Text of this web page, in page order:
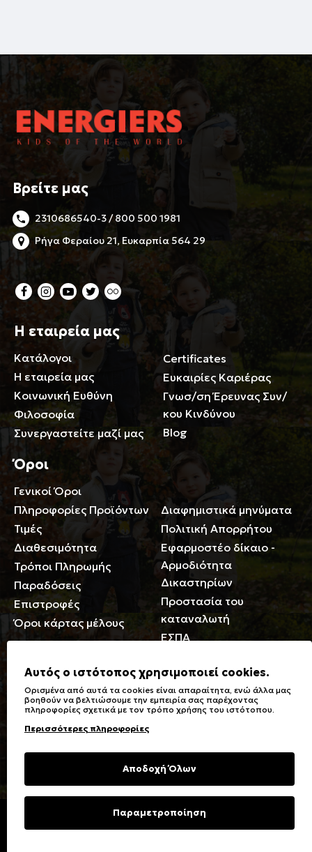
Βρείτε μας
2310686540-3 / 800 500 1981
Ρήγα Φεραίου 21, Ευκαρπία 564 29
Η εταιρεία μας
Κατάλογοι
Η εταιρεία μας
Κοινωνική Ευθύνη
Φιλοσοφία
Συνεργαστείτε μαζί μας
Certificates
Ευκαιρίες Καριέρας
Γνωσ/ση Έρευνας Συν/
κου Κινδύνου
Blog
Όροι
Γενικοί Όροι
Πληροφορίες Προϊόντων
Τιμές
Διαθεσιμότητα
Τρόποι Πληρωμής
Παραδόσεις
Επιστροφές
Όροι κάρτας μέλους
Περιορισμοί ευθύνης
Διαφημιστικά μηνύματα
Πολιτική Απορρήτου
Εφαρμοστέο δίκαιο -
Αρμοδιότητα
Δικαστηρίων
Προστασία του
καταναλωτή
ΕΣΠΑ
Γενικά
Καταστήματα
Ειδικές Εκπτώσεις ΑμΕΑ
Δωροκάρτες
Συχνές Ερωτήσεις
Φροντίδα Ρούχων
Σύμβολα πλύσης,
σιδερώματος
υφασμάτων
Επικοινωνία
Copyright © 2023 Energiers.gr
Αυτός ο ιστότοπος χρησιμοποιεί cookies.
Ορισμένα από αυτά τα cookies είναι απαραίτητα, ενώ άλλα μας
βοηθούν να βελτιώσουμε την εμπειρία σας παρέχοντας
πληροφορίες σχετικά με τον τρόπο χρήσης του ιστότοπου.
Περισσότερες πληροφορίες
Αποδοχή Όλων
Παραμετροποίηση